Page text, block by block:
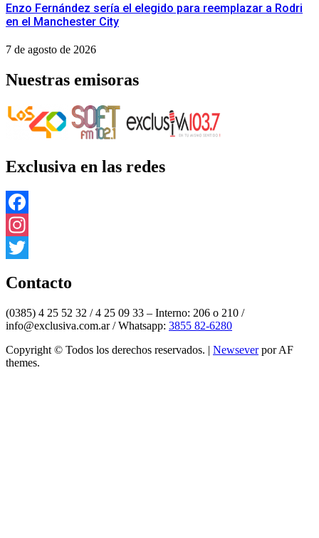
Enzo Fernández sería el elegido para reemplazar a Rodri
en el Manchester City
7 de agosto de 2026
Nuestras emisoras
Exclusiva en las redes
Facebook
Instagram
Contacto
(0385) 4 25 52 32 / 4 25 09 33 – Interno: 206 o 210 /
info@exclusiva.com.ar / Whatsapp: 3855 82-6280
Copyright © Todos los derechos reservados. | Newseverpor AF
themes.